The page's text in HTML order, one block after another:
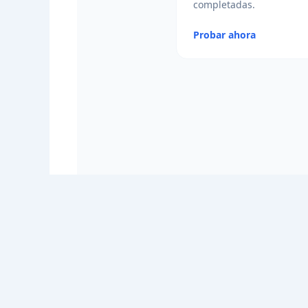
completadas.
Probar ahora